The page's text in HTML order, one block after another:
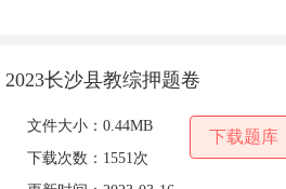
2023长沙县教综押题卷
文件大小： 0.44MB
下载次数： 1551次
下载题库